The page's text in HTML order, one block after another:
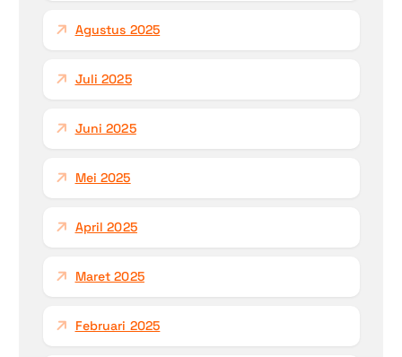
Agustus 2025
Juli 2025
Juni 2025
Mei 2025
April 2025
Maret 2025
Februari 2025